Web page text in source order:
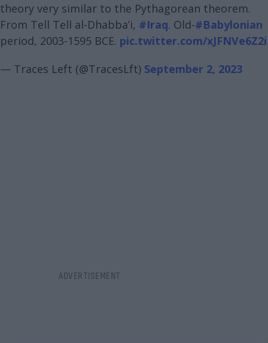
theory very similar to the Pythagorean theorem.
From Tell Tell al-Dhabba’i, #Iraq. Old-#Babylonian
period, 2003-1595 BCE. pic.twitter.com/xJFNVe6Z2i
— Traces Left (@TracesLft) September 2, 2023